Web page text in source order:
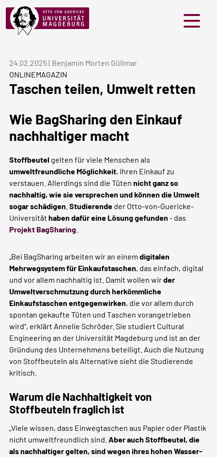
Menü
24.02.2025| Benjamin Morten Güllmar
ONLINEMAGAZIN
Taschen teilen, Umwelt retten
Wie BagSharing den Einkauf
nachhaltiger macht
Stoffbeutel gelten für viele Menschen als
umweltfreundliche Möglichkeit, ihren Einkauf zu
verstauen. Allerdings sind die Tütennicht ganz so
nachhaltig, wie sie versprechen und können die Umwelt
sogar schädigen .Studierende der Otto-von-Guericke-
Universitäthaben dafür eine Lösung gefunden - das
Projekt BagSharing
„Bei BagSharing arbeiten wir an einemdigitalen
Mehrwegsystem für Einkaufstaschen, das einfach, digital
und vor allem nachhaltig ist. Damit wollen wirder
Umweltverschmutzung durch herkömmliche
Einkaufstaschen entgegenwirken, die vor allem durch
spontan gekaufte Tüten und Taschen vorangetrieben
wird“, erklärt Annelie Schröder. Sie studiert Cultural
Engineering an der Universität Magdeburg und ist an der
Gründung des Unternehmens beteiligt. Auch die Nutzung
von Stoffbeuteln als Alternative sieht die Studierende
kritisch.
Warum die Nachhaltigkeit von
Stoffbeuteln fraglich ist
„Viele wissen, dass Einwegtaschen aus Papier oder Plastik
nicht umweltfreundlich sind.Aber auch Stoffbeutel, die
als nachhaltiger gelten, sind wegen ihres hohen Wasser-